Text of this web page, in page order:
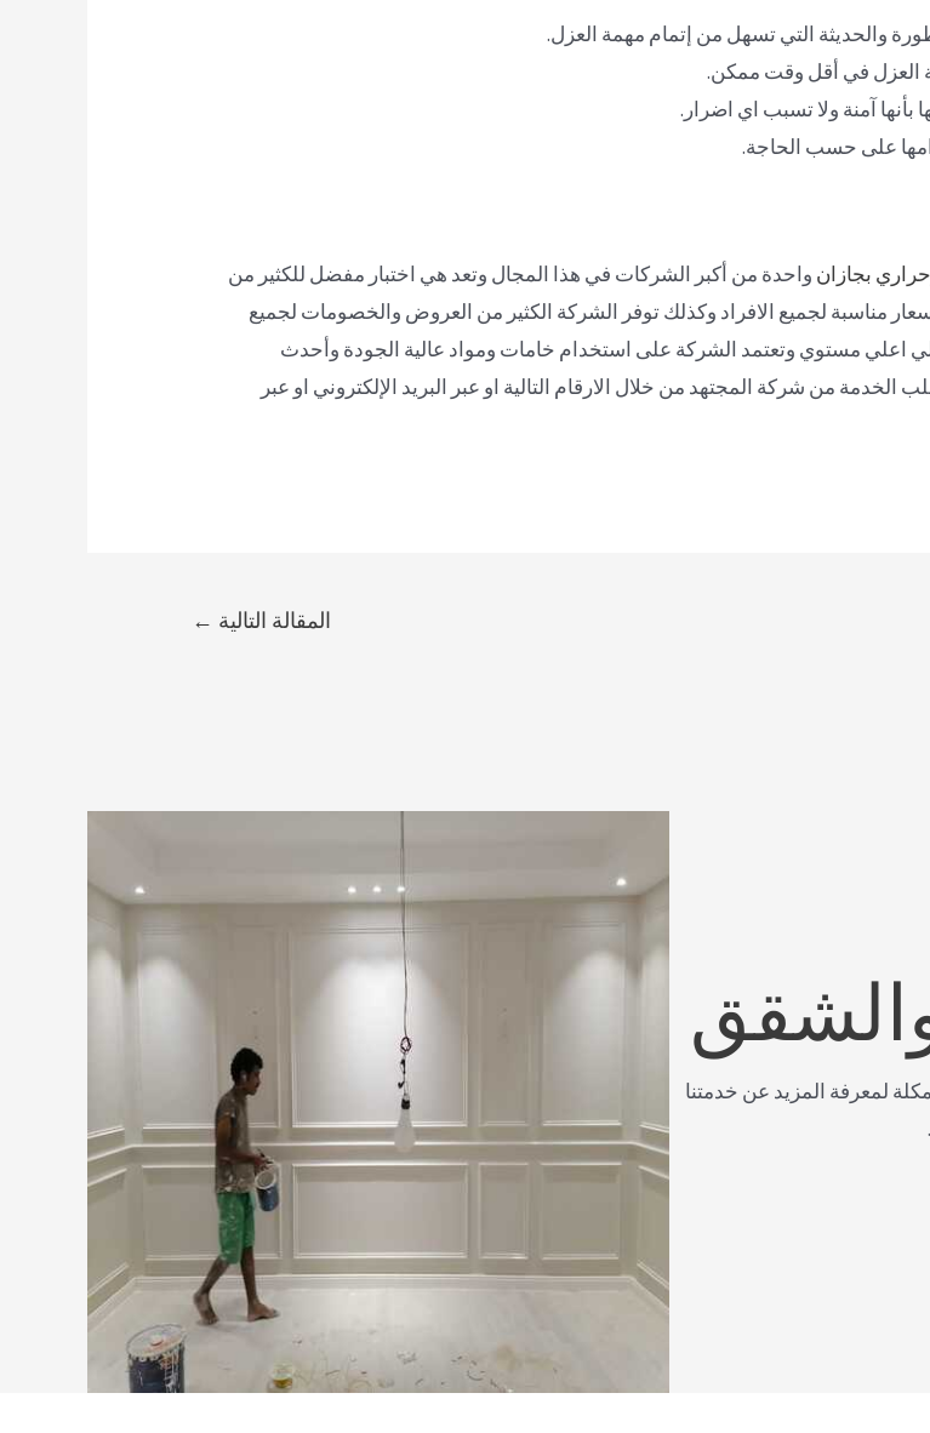
والحديثة التي تسهل من إتمام مهمة العزل.
العزل في أقل وقت ممكن.
بأنها آمنة ولا تسبب اي اضرار.
على حسب الحاجة.
بجازان واحدة من أكبر الشركات في هذا المجال وتعد هي اختبار مفضل للكثير من
مناسبة لجميع الافراد وكذلك توفر الشركة الكثير من العروض والخصومات لجميع
اعلي مستوي وتعتمد الشركة على استخدام خامات ومواد عالية الجودة وأحدث
من شركة المجتهد من خلال الارقام التالية او عبر البريد الإلكتروني او عبر
المقالة التالية ←
مدن الممكلة لمعرفة المزيد عن خدمتنا